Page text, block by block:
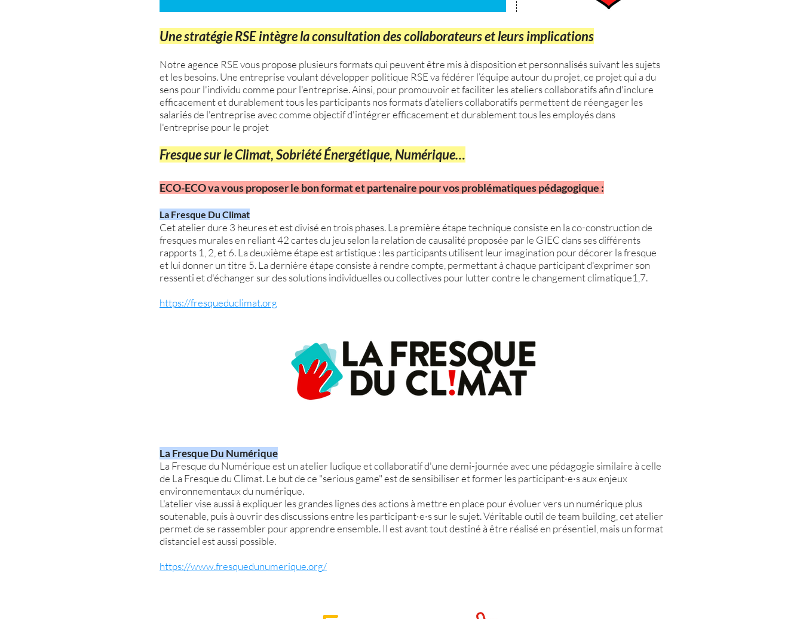
Une stratégie RSE intègre la consultation des collaborateurs et leurs implications
Notre agence RSE vous propose plusieurs formats qui peuvent être mis à disposition et personnalisés suivant les sujets
et les besoins. Une entreprise voulant développer politique RSE va fédérer l’équipe autour du projet, ce projet qui a du
sens pour l'individu comme pour l'entreprise. Ainsi, pour promouvoir et faciliter les ateliers collaboratifs afin d'inclure
efficacement et durablement tous les participants nos formats d’ateliers collaboratifs permettent de réengager les
salariés de l'entreprise avec comme objectif d'intégrer efficacement et durablement tous les employés dans
l'entreprise pour le projet
Fresque sur le Climat, Sobriété Énergétique, Numérique…
ECO-ECO va vous proposer le bon format et partenaire pour vos problématiques pédagogique :
La Fresque Du Climat
Cet atelier dure 3 heures et est divisé en trois phases. La première étape technique consiste en la co-construction de
fresques murales en reliant 42 cartes du jeu selon la relation de causalité proposée par le GIEC dans ses différents
rapports 1, 2, et 6. La deuxième étape est artistique : les participants utilisent leur imagination pour décorer la fresque
et lui donner un titre 5. La dernière étape consiste à rendre compte, permettant à chaque participant d'exprimer son
ressenti et d'échanger sur des solutions individuelles ou collectives pour lutter contre le changement climatique1,7.
https://fresqueduclimat.org
La Fresque Du Numérique
La Fresque du Numérique est un atelier ludique et collaboratif d'une demi-journée avec une pédagogie similaire à celle
de La Fresque du Climat. Le but de ce "serious game" est de sensibiliser et former les participant·e·s aux enjeux
environnementaux du numérique.
L'atelier vise aussi à expliquer les grandes lignes des actions à mettre en place pour évoluer vers un numérique plus
soutenable, puis à ouvrir des discussions entre les participant·e·s sur le sujet. Véritable outil de team building, cet atelier
permet de se rassembler pour apprendre ensemble. Il est avant tout destiné à être réalisé en présentiel, mais un format
distanciel est aussi possible.
https://www.fresquedunumerique.org/